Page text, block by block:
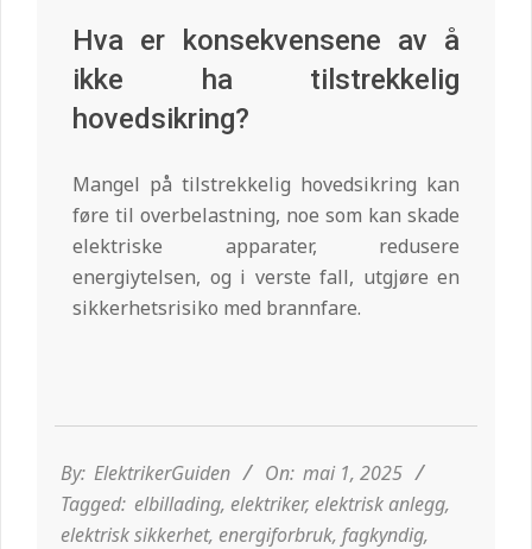
Hva er konsekvensene av å
ikke ha tilstrekkelig
hovedsikring?
Mangel på tilstrekkelig hovedsikring kan
føre til overbelastning, noe som kan skade
elektriske apparater, redusere
energiytelsen, og i verste fall, utgjøre en
sikkerhetsrisiko med brannfare.
01
By: ElektrikerGuiden On: mai 1, 2025
Tagged: elbillading, elektriker, elektrisk anlegg,
elektrisk sikkerhet, energiforbruk, fagkyndig,